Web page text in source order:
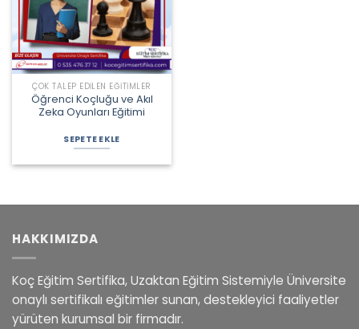
ÇOK TALEP EDILEN EĞITIMLER
Öğrenci Koçluğu ve Akıl
Zeka Oyunları Eğitimi
fiyat:
2.000,00 ₺.
andaki
fiyat:
1.600,00 ₺.
SEPETE EKLE
HAKKIMIZDA
Koç Eğitim Sertifika, Uzaktan Eğitim Sistemiyle Üniversite
onaylı sertifikalı eğitimler sunan, destekleyici faaliyetler
yürüten kurumsal bir firmadır.